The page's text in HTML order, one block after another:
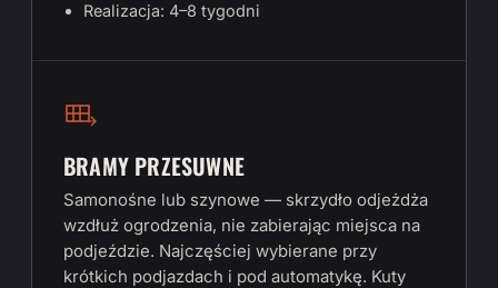
Realizacja: 4–8 tygodni
BRAMY PRZESUWNE
Samonośne lub szynowe — skrzydło odjeżdża
wzdłuż ogrodzenia, nie zabierając miejsca na
podjeździe. Najczęściej wybierane przy
krótkich podjazdach i pod automatykę. Kuty